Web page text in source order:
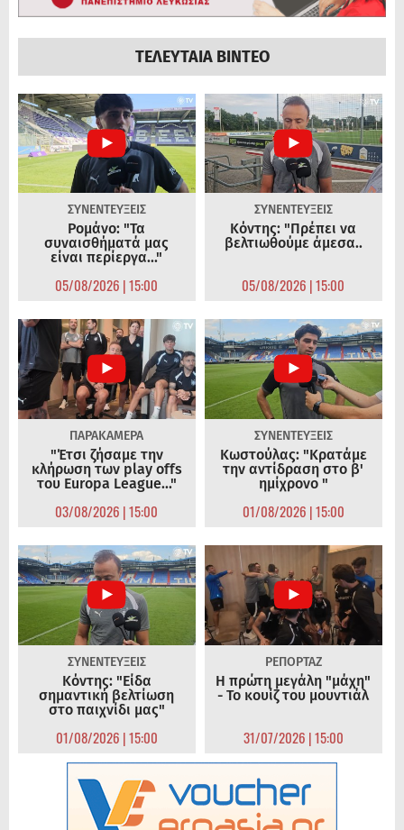
ΤΕΛΕΥΤΑΙΑ ΒΙΝΤΕΟ
ΣΥΝΕΝΤΕΥΞΕΙΣ
Ρομάνο: "Τα
συναισθήματά μας
είναι περίεργα..."
05/08/2026 | 15:00
ΣΥΝΕΝΤΕΥΞΕΙΣ
Κόντης: "Πρέπει να
βελτιωθούμε άμεσα..
05/08/2026 | 15:00
ΠΑΡΑΚΑΜΕΡΑ
"Έτσι ζήσαμε την
κλήρωση των play offs
του Europa League..."
03/08/2026 | 15:00
ΣΥΝΕΝΤΕΥΞΕΙΣ
Κωστούλας: "Κρατάμε
την αντίδραση στο β'
ημίχρονο "
01/08/2026 | 15:00
ΣΥΝΕΝΤΕΥΞΕΙΣ
Κόντης: "Είδα
σημαντική βελτίωση
στο παιχνίδι μας"
01/08/2026 | 15:00
ΡΕΠΟΡΤΑΖ
Η πρώτη μεγάλη "μάχη"
- Το κουίζ του μουντιάλ
31/07/2026 | 15:00